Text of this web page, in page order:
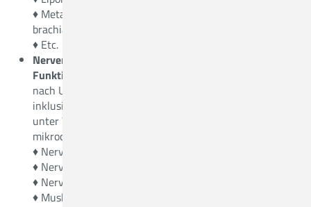
♦ Metastasen mit Beteiligung der Nerven inkl. Plexus
brachialis und Plexus lumbosacralis
♦ Etc.
Nervenrekonstruktionen und
Funktionswiederherstellung
nach Unfällen/ Vor-Operationen/ etc. aller Nerven
inklusive Plexus brachialis und Plexus lumbosacralis
unter Verwendung sämtlicher
mikrochirurgischerTechniken:
♦ Nervennaht
♦ Nerventransplantation
♦ Nerventransfers
♦ Muskel-Sehnen-Transfers